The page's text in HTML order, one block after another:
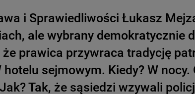
i Sprawiedliwości Łukasz
ale wybrany demokratycznie
że prawica przywraca tradycję
hotelu sejmowym. Kiedy? W
Tak, że sąsiedzi wzywali